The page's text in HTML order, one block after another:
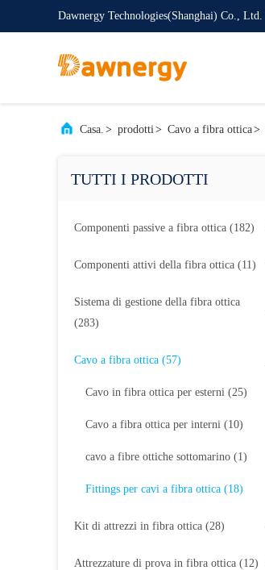
Dawnergy Technologies(Shanghai) Co., Ltd.
Casa. > prodotti> Cavo a fibra ottica>
TUTTI I PRODOTTI
Componenti passive a fibra ottica (182)
Componenti attivi della fibra ottica (11)
Sistema di gestione della fibra ottica
(283)
Cavo a fibra ottica (57)
Cavo in fibra ottica per esterni (25)
Cavo a fibra ottica per interni (10)
cavo a fibre ottiche sottomarino (1)
Fittings per cavi a fibra ottica (18)
Kit di attrezzi in fibra ottica (28)
Attrezzature di prova in fibra ottica (12)